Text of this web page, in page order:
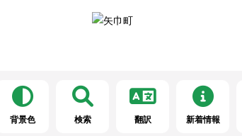
背景色 検索 翻訳 新着情報